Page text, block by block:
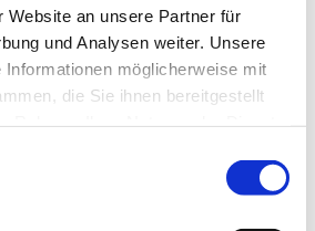
Website an unsere Partner für
und Analysen weiter. Unsere
Informationen möglicherweise mit
die Sie ihnen bereitgestellt